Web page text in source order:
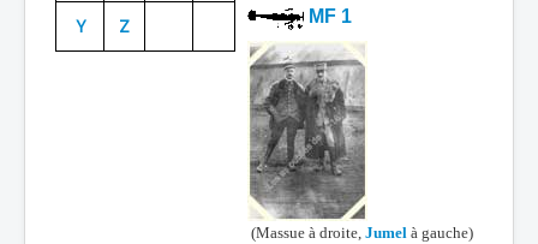
Cahiers des As
Y Z MF 1
(Massue à droite, Jumel à gauche)